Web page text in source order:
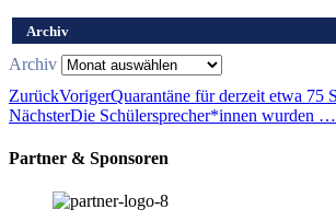
Archiv
Archiv
ZurückVorigerQuarantäne für derzeit etwa 75
NächsterDie Schülersprecher*innen wurden …
Partner & Sponsoren